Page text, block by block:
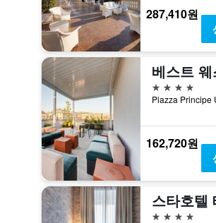
287,410원
4성급
162,720원
4성급